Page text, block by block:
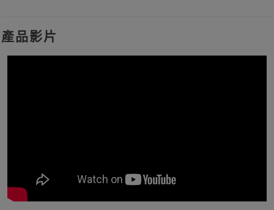
產品影片